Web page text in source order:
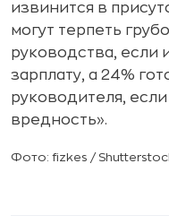
извинится в
могут терпеть
руководства, если
зарплату, а 24%
руководителя,
вредность».
Фото: fizkes /